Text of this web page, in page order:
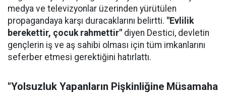
medya ve televizyonlar üzerinden yürütülen
propagandaya karşı duracaklarını belirtti. "Evlilik
berekettir, çocuk rahmettir" diyen Destici, devletin
gençlerin iş ve aş sahibi olması için tüm imkanlarını
seferber etmesi gerektiğini hatırlattı.
"Yolsuzluk Yapanların Pişkinliğine Müsamaha